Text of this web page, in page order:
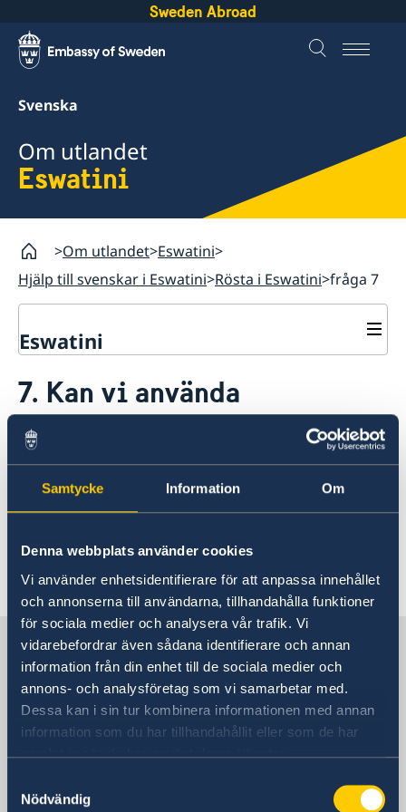
Samtycke Information Om
Denna webbplats använder cookies
Vi använder enhetsidentifierare för att anpassa innehållet
och annonserna till användarna, tillhandahålla funktioner
för sociala medier och analysera vår trafik. Vi
vidarebefordrar även sådana identifierare och annan
information från din enhet till de sociala medier och
annons- och analysföretag som vi samarbetar med.
Dessa kan i sin tur kombinera informationen med annan
information som du har tillhandahållit eller som de har
samlat in när du har använt deras tjänster.
Nödvändig
Sweden Abroad
Svenska
Om utlandet
Eswatini
Om utlandet Eswatini
Hjälp till svenskar i Eswatini Rösta i Eswatini fråga 7
Eswatini
Hjälp till svenskar i Eswatini
Rösta i Eswatini
Akut hjälp
Ekonomiskt nödställd
Om du blir sjuk eller råkar ut för en olycka
Dödsfall
Reseinformation Eswatini
Ambassaden reseinformation
Aktuella händelser
Allmänna säkerhetsläget
Naturförhållanden och katastrofer
In- och utresebestämmelser
Hälso- och sjukvård
Lokala lagar och sedvänjor
Kriminalitet och personlig säkerhet
Trafiksäkerhet
Resa i landet
Service för svenska företag Eswatini
Svenska företag i Eswatini
Utvecklingssamarbete
Hälsa
Demokrati
Ekonomisk tillväxt
Korruption
Landfakta Eswatini
7. Kan vi använda
utlandsröstkortet i
röstmottagningen?
Ja, kommunens valnämnd kompletterar med
Senast uppdaterad 25 maj 2026, 15.06
Sverige i Eswatini (tidigare
Swaziland)
Sveriges ambassad
Moçambique, Maputo